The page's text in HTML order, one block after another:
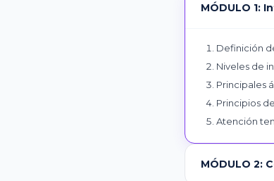
MÓDULO 1:
Definición
Niveles de
Principales
Principios
Atención
MÓDULO 2: